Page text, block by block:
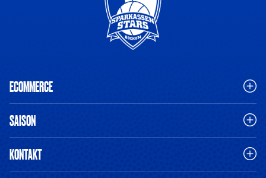
ECOMMERCE
SAISON
KONTAKT